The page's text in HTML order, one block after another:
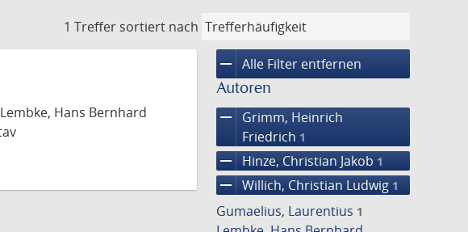
1 Treffer sortiert nach
remove Alle Filter entfernen
Autoren
remove
Grimm, Heinrich
Friedrich 1
remove Hinze, Christian Jakob 1
remove Willich, Christian Ludwig 1
Gumaelius, Laurentius 1
Hans Bernhard